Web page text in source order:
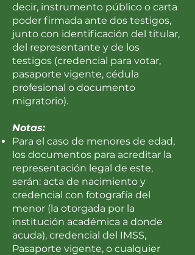
decir, instrumento público o carta
poder firmada ante dos testigos,
junto con identificación del titular,
del representante y de los
testigos (credencial para votar,
pasaporte vigente, cédula
profesional o documento
migratorio).
Notas:
Para el caso de menores de edad,
los documentos para acreditar la
representación legal de este,
serán: acta de nacimiento y
credencial con fotografía del
menor (la otorgada por la
institución académica a donde
acuda), credencial del IMSS,
Pasaporte vigente, o cualquier